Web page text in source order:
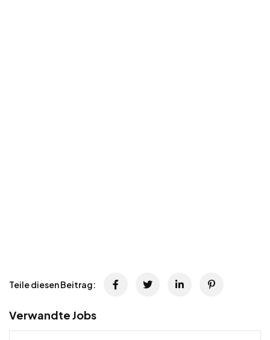
Teile diesen Beitrag:
Verwandte Jobs